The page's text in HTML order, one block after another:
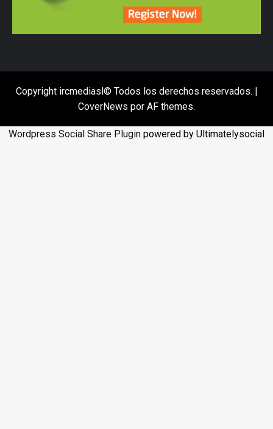
Copyright ircmediasl© Todos los derechos reservados.
CoverNews por AF themes.
Wordpress Social Share Plugin powered by Ultimatelysocial